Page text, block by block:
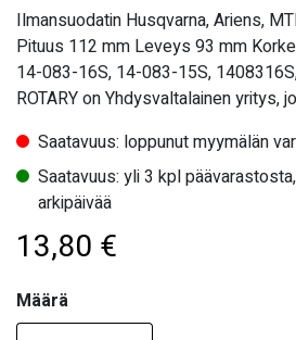
Ilmansuodatin Husqvarna, Ariens,
Pituus 112 mm Leveys 93 mm
14-083-16S, 14-083-15S,
ROTARY on Yhdysvaltalainen yritys,
Saatavuus: loppunut myymälän
Saatavuus: yli 3 kpl
arkipäivää
13,80 €
Määrä
Määrä